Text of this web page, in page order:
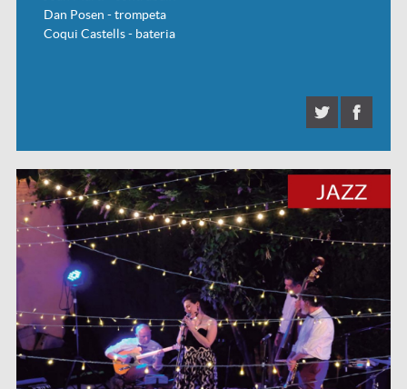
Dan Posen - trompeta
Coqui Castells - bateria